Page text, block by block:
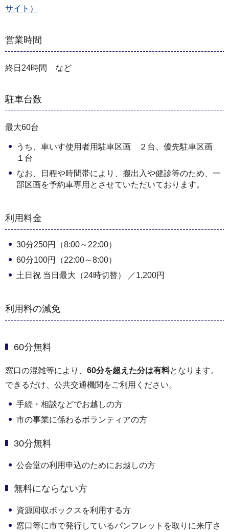
サイト）
営業時間
終日24時間 など
駐車台数
最大60台
うち、車いす使用者用駐車区画 ２台、優先駐車区画
１台
なお、日程や時間帯により、搬出入や健診等のため、一
部区画を予約車専用とさせていただいております。
利用料金
30分250円（8:00～22:00）
60分100円（22:00～8:00）
土日祝 当日最大（24時切替） ／1,200円
利用料の減免
60分無料
窓口の混雑等により、 60分を超えた分は有料となります。
できるだけ、公共交通機関をご利用ください。
手続・相談などでお越しの方
市の事業に係わるボランティアの方
30分無料
公会堂の利用申込のためにお越しの方
無料にならない方
資源回収ボックスを利用する方
窓口等に市で発行しているパンフレットを取りに来庁さ